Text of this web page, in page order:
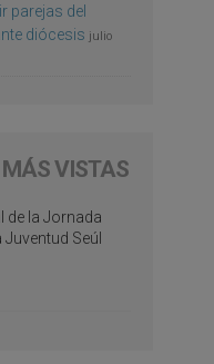
parejas del
diócesis julio
VISTAS
de la Jornada
Seúl